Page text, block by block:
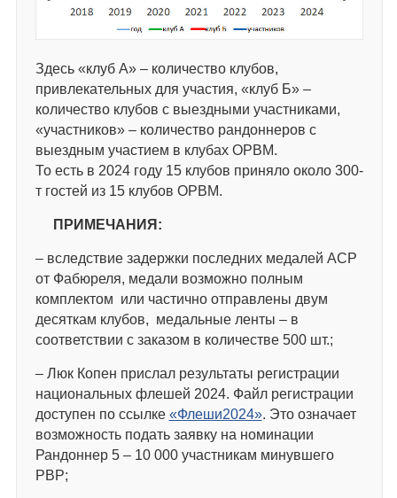
Здесь «клуб А» – количество клубов,
привлекательных для участия, «клуб Б» –
количество клубов с выездными участниками,
«участников» – количество рандоннеров с
выездным участием в клубах ОРВМ.
То есть в 2024 году 15 клубов приняло около 300-
т гостей из 15 клубов ОРВМ.
ПРИМЕЧАНИЯ:
– вследствие задержки последних медалей АСР
от Фабюреля, медали возможно полным
комплектом или частично отправлены двум
десяткам клубов, медальные ленты – в
соответствии с заказом в количестве 500 шт.;
– Люк Копен прислал результаты регистрации
национальных флешей 2024. Файл регистрации
доступен по ссылке «Флеши2024». Это означает
возможность подать заявку на номинации
Рандоннер 5 – 10 000 участникам минувшего
РВР;